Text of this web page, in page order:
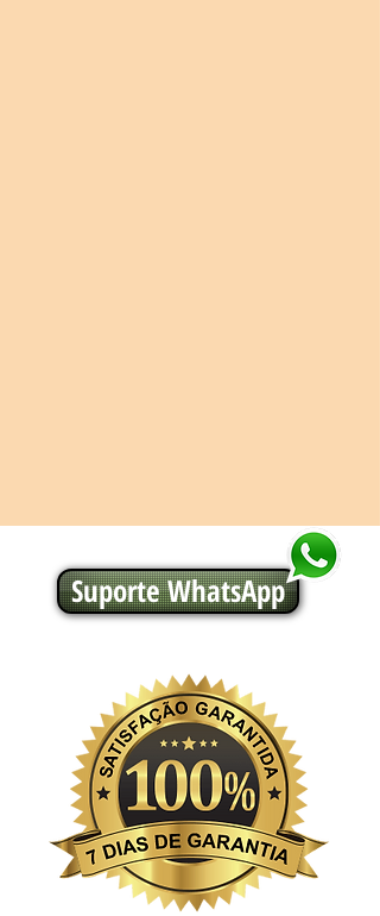
Suporte WhatsApp